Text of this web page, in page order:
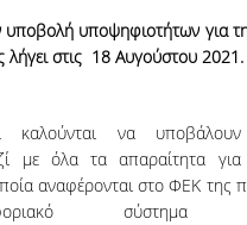
υποβολή υποψηφιοτήτων για
στις 18 Αυγούστου 2021.
καλούνται να
με όλα τα απαραίτητα
αναφέρονται στο ΦΕΚ της
σύστημα